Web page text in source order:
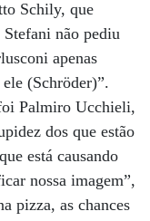
Schily, que
não pediu
apenas
(Schröder)”.
Palmiro Ucchieli,
dos que estão
está causando
nossa imagem”,
pizza, as chances